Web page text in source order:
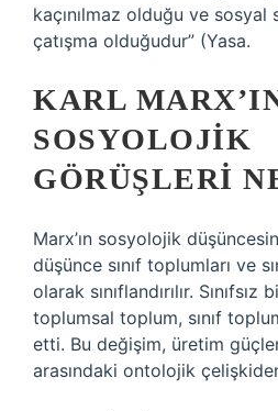
kaçınılmaz olduğu ve sosyal
çatışma olduğudur” (Yasa.
KARL
SOSYOLOJIK
GÖRÜŞLERI
Marx’ın sosyolojik
düşünce sınıf toplumları ve
olarak sınıflandırılır.
toplumsal toplum, sınıf
etti. Bu değişim, üretim
arasındaki ontolojik